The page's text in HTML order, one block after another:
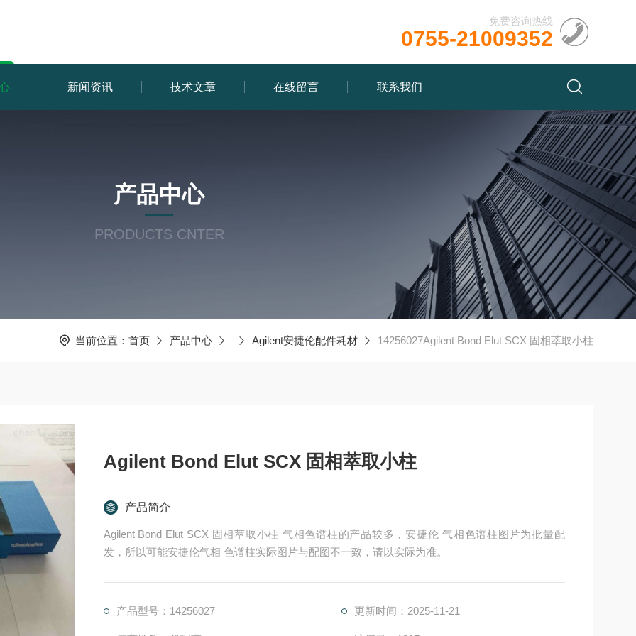
免费咨询热线
0755-21009352
新闻资讯 技术文章 在线留言 联系我们
产品中心
PRODUCTS CNTER
当前位置： 首页 产品中心 Agilent安捷伦配件耗材 14256027Agilent Bond Elut SCX 固相萃取小柱
Agilent Bond Elut SCX 固相萃取小柱
产品简介
Agilent Bond Elut SCX 固相萃取小柱 气相色谱柱的产品较多，安捷伦 气相色谱柱图片为批量配
发，所以可能安捷伦气相 色谱柱实际图片与配图不一致，请以实际为准。
产品型号：14256027 更新时间：2025-11-21